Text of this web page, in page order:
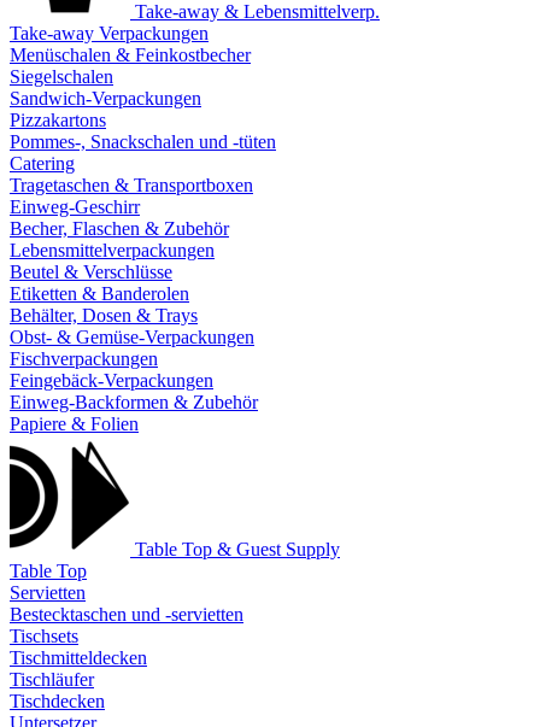
Take-away & Lebensmittelverp.
Take-away Verpackungen
Menüschalen & Feinkostbecher
Siegelschalen
Sandwich-Verpackungen
Pizzakartons
Pommes-, Snackschalen und -tüten
Catering
Tragetaschen & Transportboxen
Einweg-Geschirr
Becher, Flaschen & Zubehör
Lebensmittelverpackungen
Beutel & Verschlüsse
Etiketten & Banderolen
Behälter, Dosen & Trays
Obst- & Gemüse-Verpackungen
Fischverpackungen
Feingebäck-Verpackungen
Einweg-Backformen & Zubehör
Papiere & Folien
Table Top & Guest Supply
Table Top
Servietten
Bestecktaschen und -servietten
Tischsets
Tischmitteldecken
Tischläufer
Tischdecken